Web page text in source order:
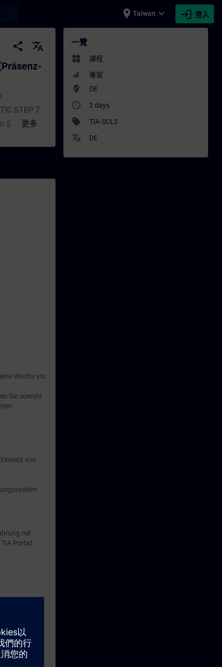
place Taiwan expand_more login 登入
Training) - 培訓 - 培訓 - 專業發展 |
share
translate
STEP 7
Sie
Kurses
Control
更多
Woche vor
Sie sowohl
von
mit
Portal
Zeitraums
一覽
widgets 課程
專家
where_to_vote DE
access_time 2 days
sell TIA-SCL2
translate DE